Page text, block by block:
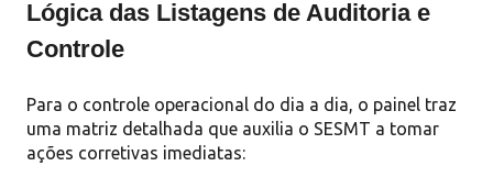
Lógica das Listagens de Auditoria e
Controle
Para o controle operacional do dia a dia, o painel traz
uma matriz detalhada que auxilia o SESMT a tomar
ações corretivas imediatas: